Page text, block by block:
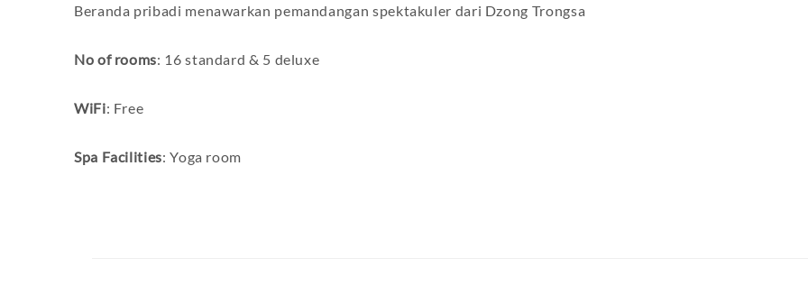
Beranda pribadi menawarkan pemandangan spektakuler dari Dzong Trongsa
No of rooms: 16 standard & 5 deluxe
WiFi: Free
Spa Facilities: Yoga room